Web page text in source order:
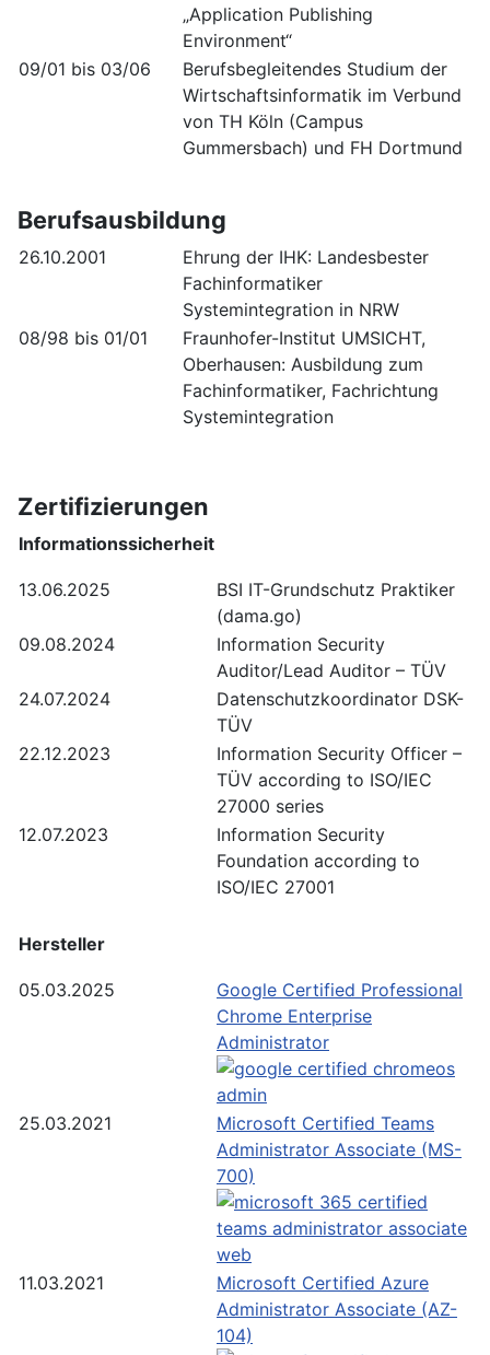
„Application Publishing
Environment“
09/01 bis 03/06
Berufsbegleitendes Studium der
Wirtschaftsinformatik im Verbund
von TH Köln (Campus
Gummersbach) und FH Dortmund
Berufsausbildung
26.10.2001
Ehrung der IHK: Landesbester
Fachinformatiker
Systemintegration in NRW
08/98 bis 01/01
Fraunhofer-Institut UMSICHT,
Oberhausen: Ausbildung zum
Fachinformatiker, Fachrichtung
Systemintegration
Zertifizierungen
Informationssicherheit
13.06.2025
BSI IT-Grundschutz Praktiker
(dama.go)
09.08.2024
Information Security
Auditor/Lead Auditor – TÜV
24.07.2024
Datenschutzkoordinator DSK-
TÜV
22.12.2023
Information Security Officer –
TÜV according to ISO/IEC
27000 series
12.07.2023
Information Security
Foundation according to
ISO/IEC 27001
Hersteller
05.03.2025
Google Certified Professional
Chrome Enterprise
Administrator
25.03.2021
Microsoft Certified Teams
Administrator Associate (MS-
700)
11.03.2021
Microsoft Certified Azure
Administrator Associate (AZ-
104)